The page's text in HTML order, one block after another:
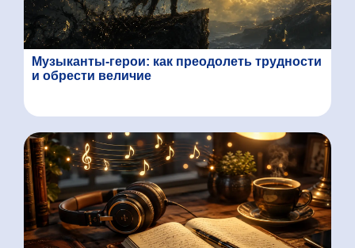
Музыканты-герои: как преодолеть трудности
и обрести величие